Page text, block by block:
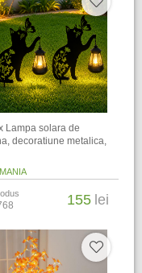
Lampa solara de
decoratiune metalica,
155 lei